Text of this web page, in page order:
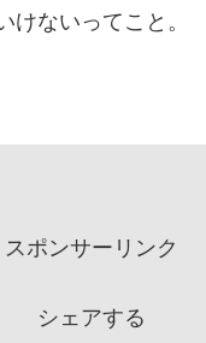
ないってこと。
スポンサーリンク
シェアする